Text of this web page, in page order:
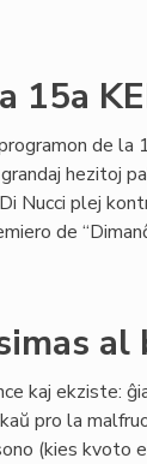
15a
de la
hezitoj
Nucci plej
de
al
kaj ekziste:
pro la
(kies kvoto